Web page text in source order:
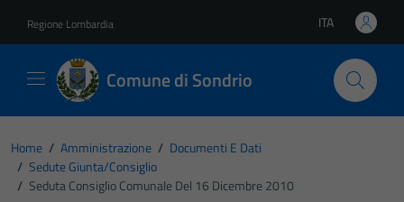
Regione Lombardia Lingua attiva:
ITA
Comune di Sondrio
Home / Amministrazione / Documenti E Dati
/ Sedute Giunta/consiglio
/ Seduta Consiglio Comunale Del 16 Dicembre 2010